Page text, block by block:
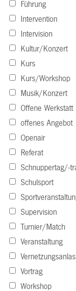
Führung
Intervention
Intervision
Kultur/Konzert
Kurs
Kurs/Workshop
Musik/Konzert
Offene Werkstatt
offenes Angebot
Openair
Referat
Schnuppertag/-
Schulsport
Supervision
Turnier/Match
Veranstaltung
Vortrag
Workshop